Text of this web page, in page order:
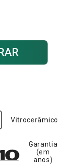
Vitrocerâmico
Garantia
(em
anos)